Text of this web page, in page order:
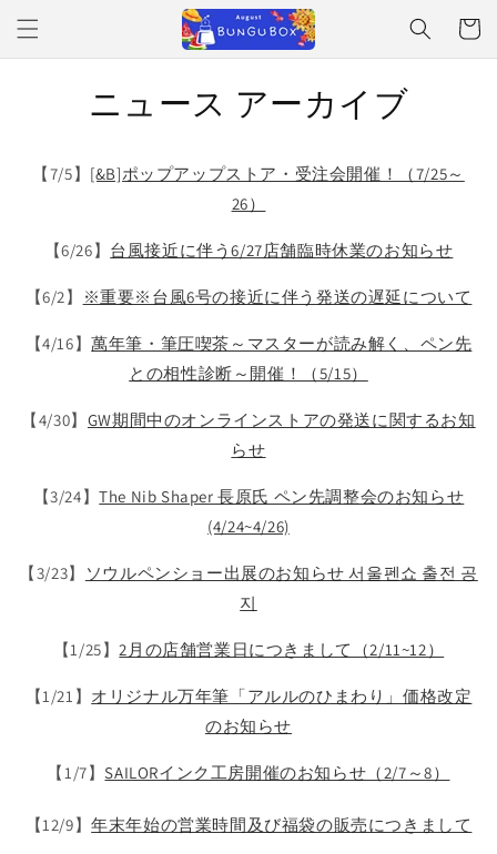
ンツに
進む
ー
ト
ニュース アーカイブ
【7/5】 [&B]ポップアップストア・受注会開催！（7/25～
26）
【6/26】 台風接近に伴う6/27店舗臨時休業のお知らせ
【6/2】 ※重要※台風6号の接近に伴う発送の遅延について
【4/16】萬年筆・筆圧喫茶～マスターが読み解く、ペン先
との相性診断～開催！（5/15）
【4/30】 GW期間中のオンラインストアの発送に関するお知
らせ
【3/24】The Nib Shaper 長原氏 ペン先調整会のお知らせ
(4/24~4/26)
【3/23】
ソウルペンショー出展のお知らせ 서울펜쇼 출전 공
지
【1/25】2月の店舗営業日につきまして（2/11~12）
【1/21】 オリジナル万年筆「アルルのひまわり」価格改定
のお知らせ
【1/7】SAILORインク工房開催のお知らせ（2/7～8）
【12/9】年末年始の営業時間及び福袋の販売につきまして